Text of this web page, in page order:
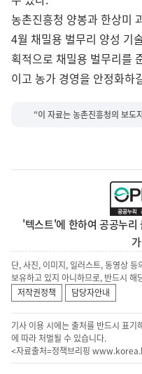
농촌진흥청 양봉과 한상미
4월 채밀용 벌무리 양성 기
획적으로 채밀용 벌무리를
이고 농가 경영을 안정화하
“이 자료는 농촌진흥청의 보도
'텍스트'에 한하여 공공누리
단, 사진, 이미지, 일러스트, 동영상
보유하고 있지 아니하므로, 반드시
저작권정책
담당자안내
기사 이용 시에는 출처를 반드시 표기
에 따라 처벌될 수 있습니다.
<자료출처=정책브리핑